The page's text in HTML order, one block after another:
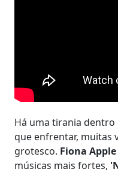
Há uma tirania dentro
que enfrentar, muitas
grotesco. Fiona Apple
músicas mais fortes,